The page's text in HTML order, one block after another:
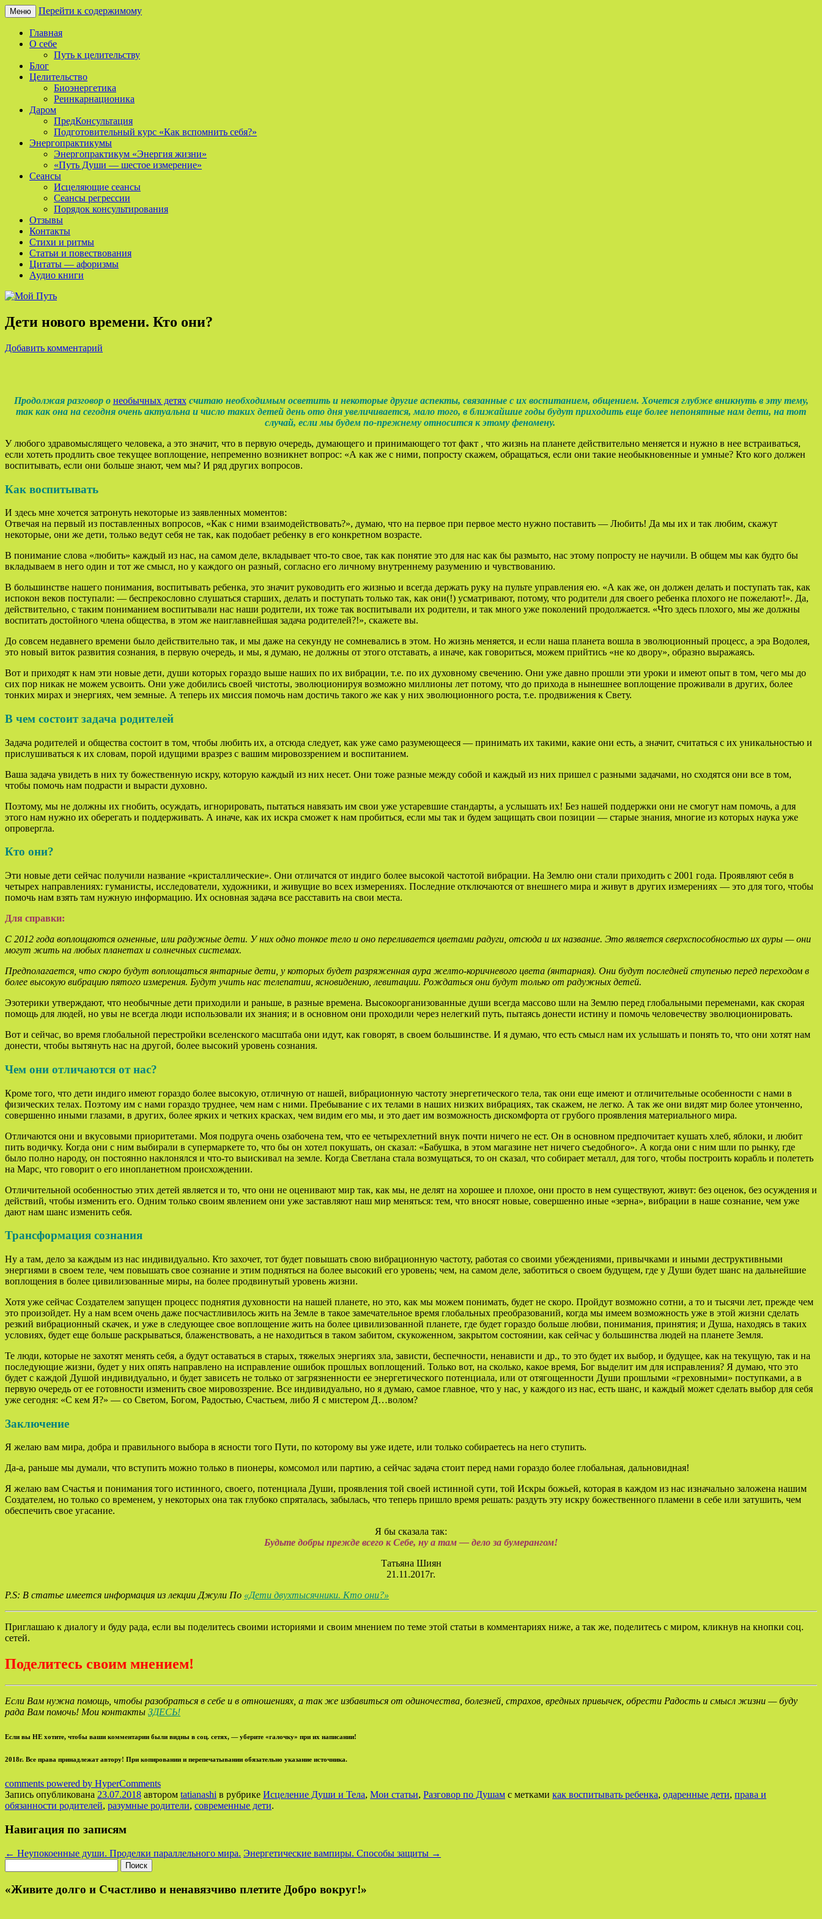
Мой Путь
Меню Перейти к содержимому
Главная
О себе
Путь к целительству
Блог
Целительство
Биоэнергетика
Реинкарнационика
Даром
ПредКонсультация
Подготовительный курс «Как вспомнить себя?»
Энергопрактикумы
Энергопрактикум «Энергия жизни»
«Путь Души — шестое измерение»
Сеансы
Исцеляющие сеансы
Сеансы регрессии
Порядок консультирования
Отзывы
Контакты
Стихи и ритмы
Статьи и повествования
Цитаты — афоризмы
Аудио книги
Дети нового времени. Кто они?
Добавить комментарий
Продолжая разговор о необычных детяхсчитаю необходимым осветить и некоторые другие аспекты, связанные с их воспитанием, общением. Хочется глубже вникнуть в эту тему,
так как она на сегодня очень актуальна и число таких детей день ото дня увеличивается, мало того, в ближайшие годы будут приходить еще более непонятные нам дети, на тот
случай, если мы будем по-прежнему относится к этому феномену.
У любого здравомыслящего человека, а это значит, что в первую очередь, думающего и принимающего тот факт , что жизнь на планете действительно меняется и нужно в нее встраиваться,
если хотеть продлить свое текущее воплощение, непременно возникнет вопрос: «А как же с ними, попросту скажем, обращаться, если они такие необыкновенные и умные? Кто кого должен
воспитывать, если они больше знают, чем мы? И ряд других вопросов.
Как воспитывать
И здесь мне хочется затронуть некоторые из заявленных моментов:
Отвечая на первый из поставленных вопросов, «Как с ними взаимодействовать?», думаю, что на первое при первое место нужно поставить — Любить! Да мы их и так любим, скажут
некоторые, они же дети, только ведут себя не так, как подобает ребенку в его конкретном возрасте.
В понимание слова «любить» каждый из нас, на самом деле, вкладывает что-то свое, так как понятие это для нас как бы размыто, нас этому попросту не научили. В общем мы как будто бы
вкладываем в него один и тот же смысл, но у каждого он разный, согласно его личному внутреннему разумению и чувствованию.
В большинстве нашего понимания, воспитывать ребенка, это значит руководить его жизнью и всегда держать руку на пульте управления ею. «А как же, он должен делать и поступать так, как
испокон веков поступали: — беспрекословно слушаться старших, делать и поступать только так, как они(!) усматривают, потому, что родители для своего ребенка плохого не пожелают!». Да,
действительно, с таким пониманием воспитывали нас наши родители, их тоже так воспитывали их родители, и так много уже поколений продолжается. «Что здесь плохого, мы же должны
воспитать достойного члена общества, в этом же наиглавнейшая задача родителей?!», скажете вы.
До совсем недавнего времени было действительно так, и мы даже на секунду не сомневались в этом. Но жизнь меняется, и если наша планета вошла в эволюционный процесс, а эра Водолея,
это новый виток развития сознания, в первую очередь, и мы, я думаю, не должны от этого отставать, а иначе, как говориться, можем прийтись «не ко двору», образно выражаясь.
Вот и приходят к нам эти новые дети, души которых гораздо выше наших по их вибрации, т.е. по их духовному свечению. Они уже давно прошли эти уроки и имеют опыт в том, чего мы до
сих пор никак не можем усвоить. Они уже добились своей чистоты, эволюционируя возможно миллионы лет потому, что до прихода в нынешнее воплощение проживали в других, более
тонких мирах и энергиях, чем земные. А теперь их миссия помочь нам достичь такого же как у них эволюционного роста, т.е. продвижения к Свету.
В чем состоит задача родителей
Задача родителей и общества состоит в том, чтобы любить их, а отсюда следует, как уже само разумеющееся — принимать их такими, какие они есть, а значит, считаться с их уникальностью и
прислушиваться к их словам, порой идущими вразрез с вашим мировоззрением и воспитанием.
Ваша задача увидеть в них ту божественную искру, которую каждый из них несет. Они тоже разные между собой и каждый из них пришел с разными задачами, но сходятся они все в том,
чтобы помочь нам подрасти и вырасти духовно.
Поэтому, мы не должны их гнобить, осуждать, игнорировать, пытаться навязать им свои уже устаревшие стандарты, а услышать их! Без нашей поддержки они не смогут нам помочь, а для
этого нам нужно их оберегать и поддерживать. А иначе, как их искра сможет к нам пробиться, если мы так и будем защищать свои позиции — старые знания, многие из которых наука уже
опровергла.
Кто они?
Эти новые дети сейчас получили название «кристаллические». Они отличатся от индиго более высокой частотой вибрации. На Землю они стали приходить с 2001 года. Проявляют себя в
четырех направлениях: гуманисты, исследователи, художники, и живущие во всех измерениях. Последние отключаются от внешнего мира и живут в других измерениях — это для того, чтобы
помочь нам взять там нужную информацию. Их основная задача все расставить на свои места.
Для справки:
С 2012 года воплощаются огненные, или радужные дети. У них одно тонкое тело и оно переливается цветами радуги, отсюда и их название. Это является сверхспособностью их ауры — они
могут жить на любых планетах и солнечных системах.
Предполагается, что скоро будут воплощаться янтарные дети, у которых будет разряженная аура желто-коричневого цвета (янтарная). Они будут последней ступенью перед переходом в
более высокую вибрацию пятого измерения. Будут учить нас телепатии, ясновидению, левитации. Рождаться они будут только от радужных детей.
Эзотерики утверждают, что необычные дети приходили и раньше, в разные времена. Высокоорганизованные души всегда массово шли на Землю перед глобальными переменами, как скорая
помощь для людей, но увы не всегда люди использовали их знания; и в основном они проходили через нелегкий путь, пытаясь донести истину и помочь человечеству эволюционировать.
Вот и сейчас, во время глобальной перестройки вселенского масштаба они идут, как говорят, в своем большинстве. И я думаю, что есть смысл нам их услышать и понять то, что они хотят нам
донести, чтобы вытянуть нас на другой, более высокий уровень сознания.
Чем они отличаются от нас?
Кроме того, что дети индиго имеют гораздо более высокую, отличную от нашей, вибрационную частоту энергетического тела, так они еще имеют и отличительные особенности с нами в
физических телах. Поэтому им с нами гораздо труднее, чем нам с ними. Пребывание с их телами в наших низких вибрациях, так скажем, не легко. А так же они видят мир более утонченно,
совершенно иными глазами, в других, более ярких и четких красках, чем видим его мы, и это дает им возможность дискомфорта от грубого проявления материального мира.
Отличаются они и вкусовыми приоритетами. Моя подруга очень озабочена тем, что ее четырехлетний внук почти ничего не ест. Он в основном предпочитает кушать хлеб, яблоки, и любит
пить водичку. Когда они с ним выбирали в супермаркете то, что бы он хотел покушать, он сказал: «Бабушка, в этом магазине нет ничего съедобного». А когда они с ним шли по рынку, где
было полно народу, он постоянно наклонялся и что-то выискивал на земле. Когда Светлана стала возмущаться, то он сказал, что собирает металл, для того, чтобы построить корабль и полететь
на Марс, что говорит о его инопланетном происхождении.
Отличительной особенностью этих детей является и то, что они не оценивают мир так, как мы, не делят на хорошее и плохое, они просто в нем существуют, живут: без оценок, без осуждения и
действий, чтобы изменить его. Одним только своим явлением они уже заставляют наш мир меняться: тем, что вносят новые, совершенно иные «зерна», вибрации в наше сознание, чем уже
дают нам шанс изменить себя.
Трансформация сознания
Ну а там, дело за каждым из нас индивидуально. Кто захочет, тот будет повышать свою вибрационную частоту, работая со своими убеждениями, привычками и иными деструктивными
энергиями в своем теле, чем повышать свое сознание и этим подняться на более высокий его уровень; чем, на самом деле, заботиться о своем будущем, где у Души будет шанс на дальнейшие
воплощения в более цивилизованные миры, на более продвинутый уровень жизни.
Хотя уже сейчас Создателем запущен процесс поднятия духовности на нашей планете, но это, как мы можем понимать, будет не скоро. Пройдут возможно сотни, а то и тысячи лет, прежде чем
это произойдет. Ну а нам всем очень даже посчастливилось жить на Земле в такое замечательное время глобальных преобразований, когда мы имеем возможность уже в этой жизни сделать
резкий вибрационный скачек, и уже в следующее свое воплощение жить на более цивилизованной планете, где будет гораздо больше любви, понимания, принятия; и Душа, находясь в таких
условиях, будет еще больше раскрываться, блаженствовать, а не находиться в таком забитом, скукоженном, закрытом состоянии, как сейчас у большинства людей на планете Земля.
Те люди, которые не захотят менять себя, а будут оставаться в старых, тяжелых энергиях зла, зависти, беспечности, ненависти и др., то это будет их выбор, и будущее, как на текущую, так и на
последующие жизни, будет у них опять направлено на исправление ошибок прошлых воплощений. Только вот, на сколько, какое время, Бог выделит им для исправления? Я думаю, что это
будет с каждой Душой индивидуально, и будет зависеть не только от загрязненности ее энергетического потенциала, или от отягощенности Души прошлыми «греховными» поступками, а в
первую очередь от ее готовности изменить свое мировоззрение. Все индивидуально, но я думаю, самое главное, что у нас, у каждого из нас, есть шанс, и каждый может сделать выбор для себя
уже сегодня: «С кем Я?» — со Светом, Богом, Радостью, Счастьем, либо Я с мистером Д…волом?
Заключение
Я желаю вам мира, добра и правильного выбора в ясности того Пути, по которому вы уже идете, или только собираетесь на него ступить.
Да-а, раньше мы думали, что вступить можно только в пионеры, комсомол или партию, а сейчас задача стоит перед нами гораздо более глобальная, дальновидная!
Я желаю вам Счастья и понимания того истинного, своего, потенциала Души, проявления той своей истинной сути, той Искры божьей, которая в каждом из нас изначально заложена нашим
Создателем, но только со временем, у некоторых она так глубоко спряталась, забылась, что теперь пришло время решать: раздуть эту искру божественного пламени в себе или затушить, чем
обеспечить свое угасание.
Я бы сказала так:
Будьте добры прежде всего к Себе, ну а там — дело за бумерангом!
Татьяна Шиян
21.11.2017г.
P.S: В статье имеется информация из лекции Джули По «Дети двухтысячники. Кто они?»
Приглашаю к диалогу и буду рада, если вы поделитесь своими историями и своим мнением по теме этой статьи в комментариях ниже, а так же, поделитесь с миром, кликнув на кнопки соц.
сетей.
Поделитесь своим мнением!
Если Вам нужна помощь, чтобы разобраться в себе и в отношениях, а так же избавиться от одиночества, болезней, страхов, вредных привычек, обрести Радость и смысл жизни — буду
рада Вам помочь! Мои контакты ЗДЕСЬ!
Если вы НЕ хотите, чтобы ваши комментарии были видны в соц. сетях, — уберите «галочку» при их написании!
2018г. Все права принадлежат автору! При копировании и перепечатывании обязательно указание источника.
comments powered by HyperComments
Запись опубликована 23.07.2018 автором tatianashi в рубрике Исцеление Души и Тела, Мои статьи, Разговор по Душам с метками как воспитывать ребенка, одаренные дети, права и
обязанности родителей, разумные родители, современные дети.
Навигация по записям
← Неупокоенные души. Проделки параллельного мира. Энергетические вампиры. Способы защиты →
«Живите долго и Счастливо и ненавязчиво плетите Добро вокруг!»